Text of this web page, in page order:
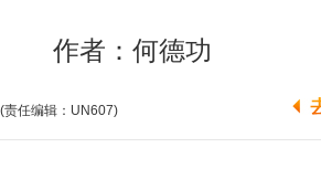
作者：何德功
(责任编辑：UN607)